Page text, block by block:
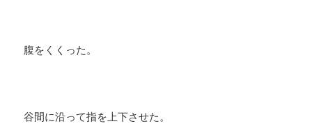
腹をくくった。
谷間に沿って指を上下させた。